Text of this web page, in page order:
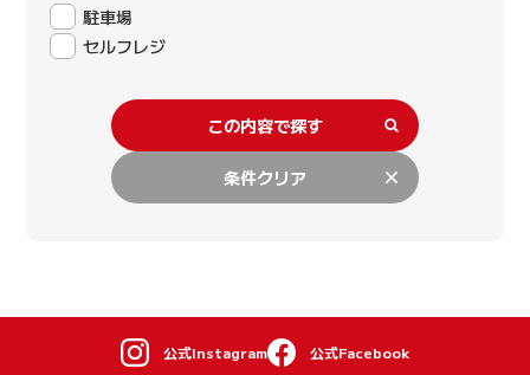
駐車場
セルフレジ
この内容で探す
条件クリア
公式Instagram 公式Facebook